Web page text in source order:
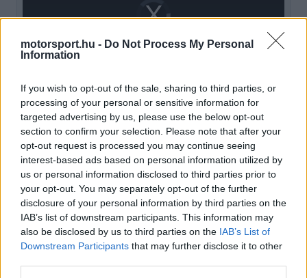
motorsport.hu - Do Not Process My Personal
Information
If you wish to opt-out of the sale, sharing to third parties, or
processing of your personal or sensitive information for
targeted advertising by us, please use the below opt-out
section to confirm your selection. Please note that after your
opt-out request is processed you may continue seeing
interest-based ads based on personal information utilized by
us or personal information disclosed to third parties prior to
your opt-out. You may separately opt-out of the further
disclosure of your personal information by third parties on the
IAB’s list of downstream participants. This information may
also be disclosed by us to third parties on the IAB’s List of
Downstream Participants that may further disclose it to other
Video
Player
is
window.
A maranellóiak valóban uralták a spanyolországi
futamot, a hétszeres világbajnok brit pilóta előnye
ugyanis egy ponton a húsz másodpercet is
meghaladta. Vasseur meggyőződése szerint a
tempójuk annyira erős volt, hogy a virtuális
biztonsági autós fázis nélkül is simán az élen